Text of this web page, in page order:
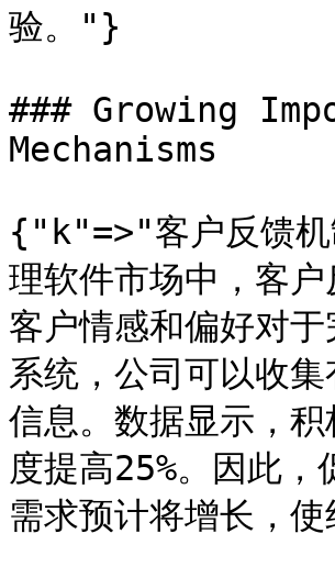
验。"}
### Growing
Mechanisms
{"k"=>"客户反馈
理软件市场中，客
客户情感和偏好对
系统，公司可以收
信息。数据显示，
度提高25%。因此
需求预计将增长，